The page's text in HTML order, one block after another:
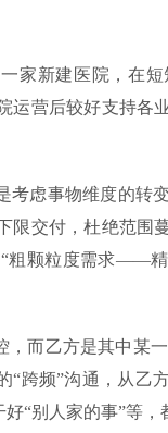
家新建医院，在
运营后较好支持各
考虑事物维度的转
限交付，杜绝范围
“粗颗粒度需求
而乙方是其中某
“跨频”沟通，从乙
“别人家的事”等，